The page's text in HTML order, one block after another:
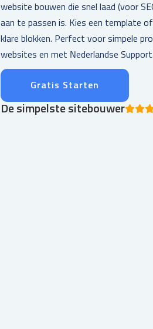
website bouwen die snel laad (voor
aan te passen is. Kies een template
klare blokken. Perfect voor simpele
websites en met Nederlandse Support.
Gratis Starten
De simpelste sitebouwer